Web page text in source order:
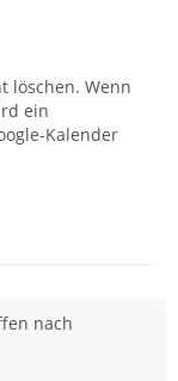
löschen. Wenn
ein
Kalender
nach